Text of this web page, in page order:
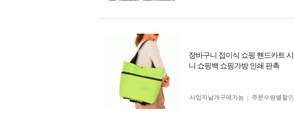
장바구니 접이식 쇼핑 핸드카트
니 쇼핑백 쇼핑가방 인쇄 판촉
사업자 낱개구매가능
주문수량별할인